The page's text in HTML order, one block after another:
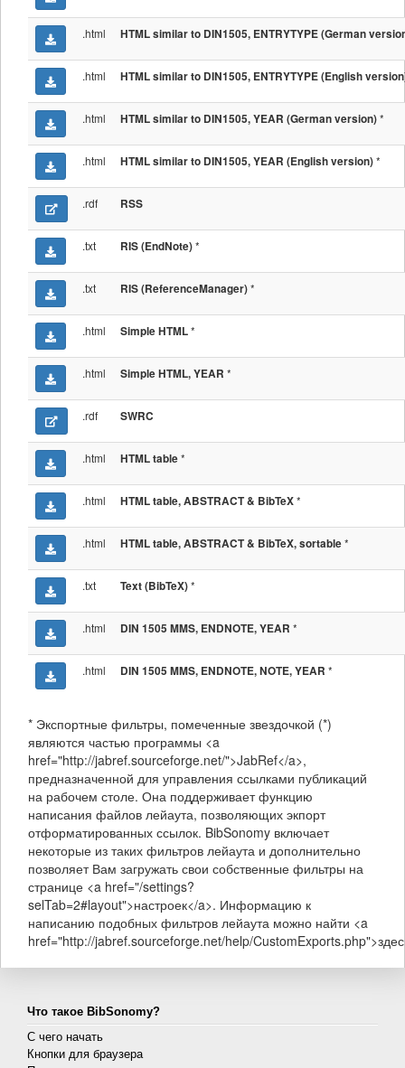
.html HTML similar to DIN1505, ENTRYTYPE (German
.html HTML similar to DIN1505, ENTRYTYPE (English
.html HTML similar to DIN1505, YEAR (German version)*
.html HTML similar to DIN1505, YEAR (English version)*
.rdf RSS
.txt RIS (EndNote)*
.txt RIS (ReferenceManager)*
.html Simple HTML*
.html Simple HTML, YEAR *
.rdf SWRC
.html HTML table*
.html HTML table, ABSTRACT & BibTeX*
.html HTML table, ABSTRACT & BibTeX, sortable*
.txt Text (BibTeX)*
.html DIN 1505 MMS, ENDNOTE, YEAR *
.html DIN 1505 MMS, ENDNOTE, NOTE, YEAR *
* Экспортные фильтры, помеченные звездочкой (*)
являются частью программы <a
href="http://jabref.sourceforge.net/">JabRef</a>,
предназначенной для управления ссылками публикаций
на рабочем столе. Она поддерживает функцию
написания файлов лейаута, позволяющих экпорт
отформатированных ссылок. BibSonomy включает
некоторые из таких фильтров лейаута и дополнительно
позволяет Вам загружать свои собственные фильтры на
странице <a href="/settings?
selTab=2#layout">настроек</a>. Информацию к
написанию подобных фильтров лейаута можно найти <a
href="http://jabref.sourceforge.net/help/
Что такое BibSonomy?
С чего начать
Кнопки для браузера